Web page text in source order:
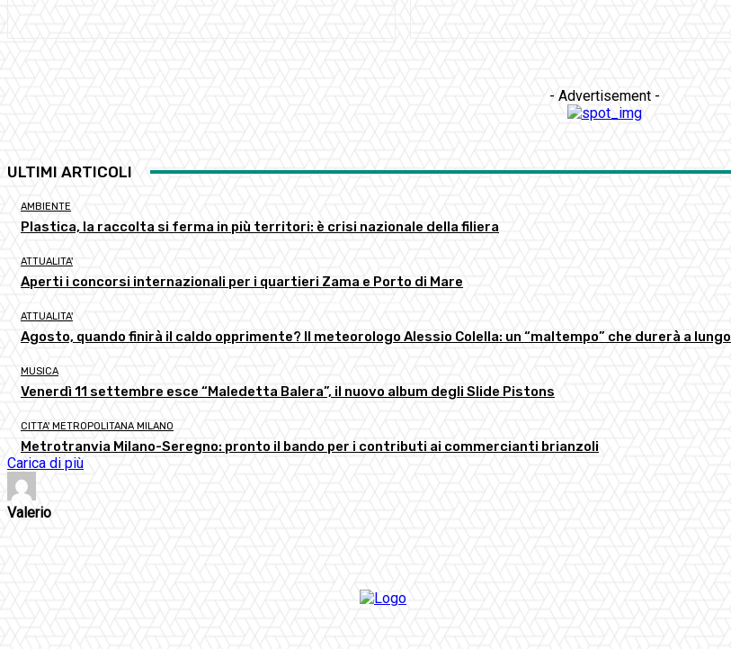
- Advertisement -
ULTIMI ARTICOLI
AMBIENTE
Plastica, la raccolta si ferma in più territori: è crisi nazionale della filiera
ATTUALITA'
Aperti i concorsi internazionali per i quartieri Zama e Porto di Mare
ATTUALITA'
Agosto, quando finirà il caldo opprimente? Il meteorologo Alessio Colella: un “maltempo” che durerà a lungo
MUSICA
Venerdì 11 settembre esce “Maledetta Balera”, il nuovo album degli Slide Pistons
CITTA' METROPOLITANA MILANO
Metrotranvia Milano-Seregno: pronto il bando per i contributi ai commercianti brianzoli
Carica di più
Valerio